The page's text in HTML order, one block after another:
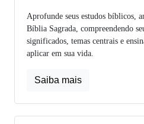
Aprofunde seus estudos bíblicos,
Bíblia Sagrada, compreendendo
significados, temas centrais e
aplicar em sua vida.
Saiba mais